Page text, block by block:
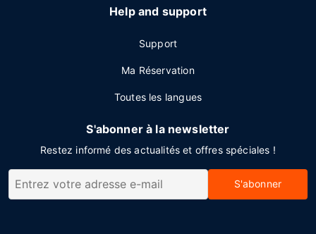
Help and support
Support
Ma Réservation
Toutes les langues
S'abonner à la newsletter
Restez informé des actualités et offres spéciales !
S'abonner